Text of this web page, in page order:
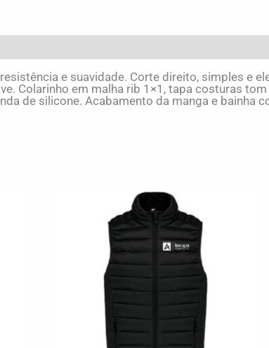
e suavidade. Corte direito, simples e
Colarinho em malha rib 1×1, tapa costuras
de silicone. Acabamento da manga e bainha
multiple
variants.
The
options
may
be
chosen
on
the
product
page